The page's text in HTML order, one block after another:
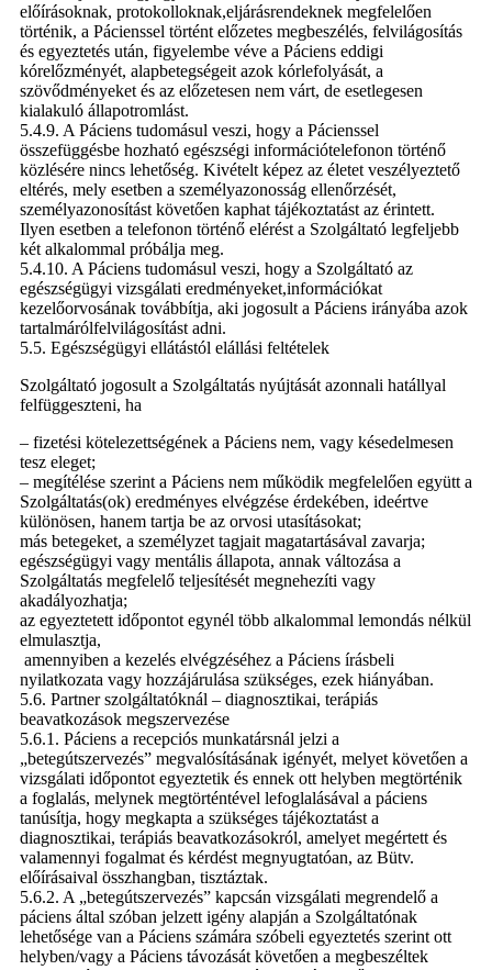
előírásoknak, protokolloknak,eljárásrendeknek megfelelően
történik, a Pácienssel történt előzetes megbeszélés, felvilágosítás
és egyeztetés után, figyelembe véve a Páciens eddigi
kórelőzményét, alapbetegségeit azok kórlefolyását, a
szövődményeket és az előzetesen nem várt, de esetlegesen
kialakuló állapotromlást.
5.4.9. A Páciens tudomásul veszi, hogy a Pácienssel
összefüggésbe hozható egészségi információtelefonon történő
közlésére nincs lehetőség. Kivételt képez az életet veszélyeztető
eltérés, mely esetben a személyazonosság ellenőrzését,
személyazonosítást követően kaphat tájékoztatást az érintett.
Ilyen esetben a telefonon történő elérést a Szolgáltató legfeljebb
két alkalommal próbálja meg.
5.4.10. A Páciens tudomásul veszi, hogy a Szolgáltató az
egészségügyi vizsgálati eredményeket,információkat
kezelőorvosának továbbítja, aki jogosult a Páciens irányába azok
tartalmárólfelvilágosítást adni.
5.5. Egészségügyi ellátástól elállási feltételek
Szolgáltató jogosult a Szolgáltatás nyújtását azonnali hatállyal
felfüggeszteni, ha
– fizetési kötelezettségének a Páciens nem, vagy késedelmesen
tesz eleget;
– megítélése szerint a Páciens nem működik megfelelően együtt a
Szolgáltatás(ok) eredményes elvégzése érdekében, ideértve
különösen, hanem tartja be az orvosi utasításokat;
más betegeket, a személyzet tagjait magatartásával zavarja;
egészségügyi vagy mentális állapota, annak változása a
Szolgáltatás megfelelő teljesítését megnehezíti vagy
akadályozhatja;
az egyeztetett időpontot egynél több alkalommal lemondás nélkül
elmulasztja,
amennyiben a kezelés elvégzéséhez a Páciens írásbeli
nyilatkozata vagy hozzájárulása szükséges, ezek hiányában.
5.6. Partner szolgáltatóknál – diagnosztikai, terápiás
beavatkozások megszervezése
5.6.1. Páciens a recepciós munkatársnál jelzi a
„betegútszervezés” megvalósításának igényét, melyet követően a
vizsgálati időpontot egyeztetik és ennek ott helyben megtörténik
a foglalás, melynek megtörténtével lefoglalásával a páciens
tanúsítja, hogy megkapta a szükséges tájékoztatást a
diagnosztikai, terápiás beavatkozásokról, amelyet megértett és
valamennyi fogalmat és kérdést megnyugtatóan, az Bütv.
előírásaival összhangban, tisztáztak.
5.6.2. A „betegútszervezés” kapcsán vizsgálati megrendelő a
páciens által szóban jelzett igény alapján a Szolgáltatónak
lehetősége van a Páciens számára szóbeli egyeztetés szerint ott
helyben/vagy a Páciens távozását követően a megbeszéltek